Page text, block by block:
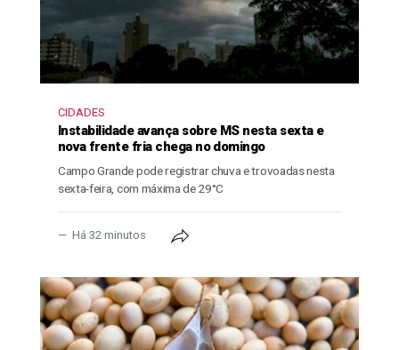
CIDADES
Instabilidade avança sobre MS nesta sexta e
nova frente fria chega no domingo
Campo Grande pode registrar chuva e trovoadas nesta
sexta-feira, com máxima de 29°C
Há 32 minutos